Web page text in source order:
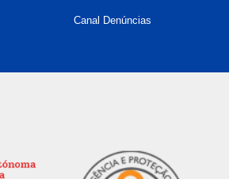
Canal Denúncias